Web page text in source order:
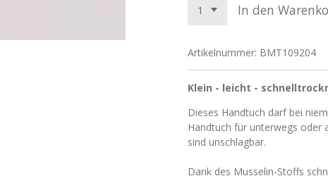
In den
Artikelnummer: BMT109204
Klein - leicht -
Dieses Handtuch darf bei
Handtuch für unterwegs oder
sind unschlagbar.
Dank des Musselin-Stoffs